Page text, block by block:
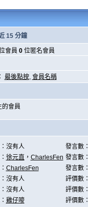
15 分鐘
會員 0位匿名會員
最後點按, 會員名稱
會員
沒有人 發言數：
徐元直 ， CharlesFen 發言數：
CharlesFen 發言數：
沒有人
評價數：
沒有人
評價數：
雞仔嘜 評價數：